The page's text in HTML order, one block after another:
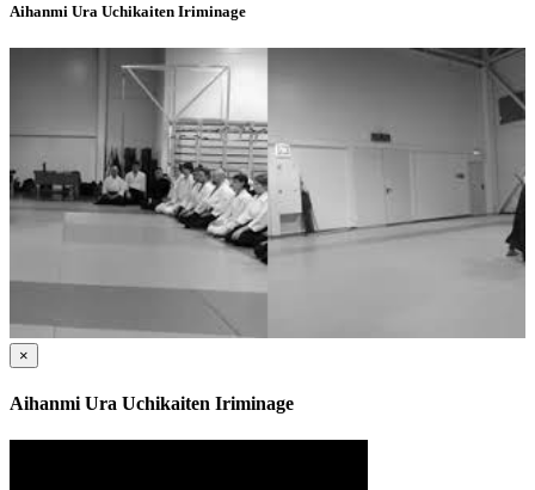
Aihanmi Ura Uchikaiten Iriminage
×
Aihanmi Ura Uchikaiten Iriminage